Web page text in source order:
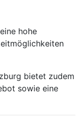
hohe
bietet zudem
sowie eine